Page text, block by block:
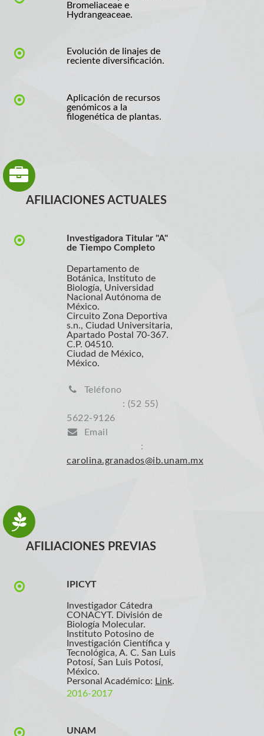
Bromeliaceae e
Hydrangeaceae.
Evolución de linajes de
reciente diversificación.
Aplicación de recursos
genómicos a la
filogenética de plantas.
AFILIACIONES ACTUALES
Investigadora Titular "A"
de Tiempo Completo
Departamento de
Botánica, Instituto de
Biología, Universidad
Nacional Autónoma de
México.
Circuito Zona Deportiva
s.n., Ciudad Universitaria,
Apartado Postal 70-367.
C.P. 04510.
Ciudad de México,
México.
Teléfono
: (52 55)
5622-9126
Email
:
carolina.granados@ib.unam.mx
AFILIACIONES PREVIAS
IPICYT
Investigador Cátedra
CONACYT. División de
Biología Molecular.
Instituto Potosino de
Investigación Científica y
Tecnológica, A. C. San Luis
Potosí, San Luis Potosí,
México.
Personal Académico: Link.
2016-2017
UNAM